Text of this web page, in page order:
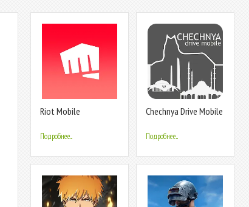
Riot Mobile
Подробнее...
Chechnya Drive Mobile
Подробнее...